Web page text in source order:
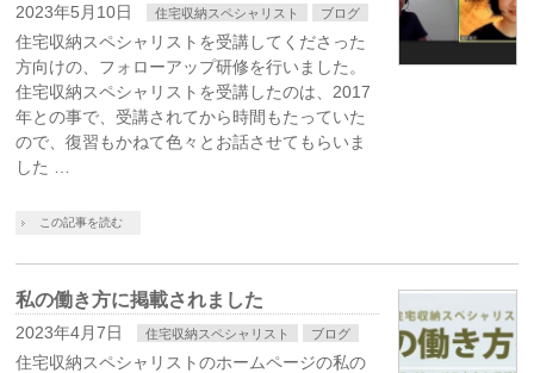
2023年5月10日 住宅収納スペシャリスト ブログ
住宅収納スペシャリストを受講してくださった
方向けの、フォローアップ研修を行いました。
住宅収納スペシャリストを受講したのは、2017
年との事で、受講されてから時間もたっていた
ので、復習もかねて色々とお話させてもらいま
した …
この記事を読む
私の働き方に掲載されました
2023年4月7日 住宅収納スペシャリスト ブログ
住宅収納スペシャリストのホームページの私の